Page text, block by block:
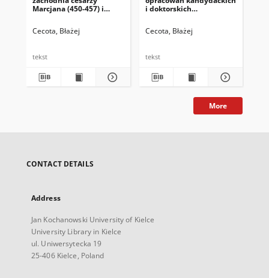
Marcjana (450-457) i
Byzantina Lodziensia
XXIX, Wydawnictwo
Cecota, Błażej
tekst
i doktorskich
Część II (rok MMXVII)
Cecota, Błażej
tekst
More
CONTACT DETAILS
Address
Jan Kochanowski University of Kielce
University Library in Kielce
ul. Uniwersytecka 19
25-406 Kielce, Poland